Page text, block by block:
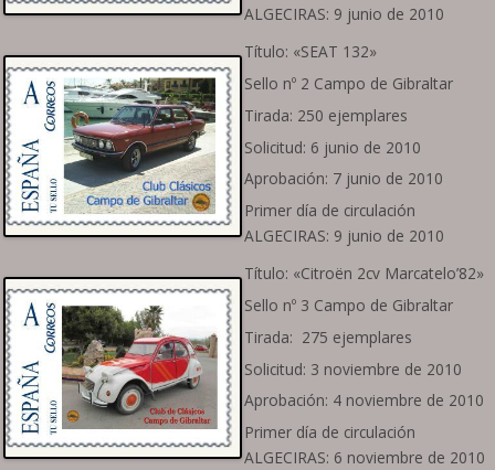
ALGECIRAS: 9 junio de 2010
Título: «SEAT 132»
Sello nº 2 Campo de Gibraltar
Tirada: 250 ejemplares
Solicitud: 6 junio de 2010
Aprobación: 7 junio de 2010
Primer día de circulación
ALGECIRAS: 9 junio de 2010
Título: «Citroën 2cv Marcatelo’82»
Sello nº 3 Campo de Gibraltar
Tirada: 275 ejemplares
Solicitud: 3 noviembre de 2010
Aprobación: 4 noviembre de 2010
Primer día de circulación
ALGECIRAS: 6 noviembre de 2010